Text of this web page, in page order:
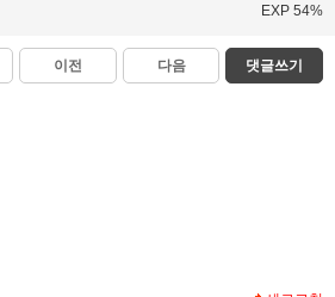
EXP 54%
이전 다음 댓글쓰기